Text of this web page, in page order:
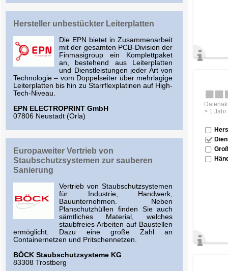
Hersteller unbestückter Leiterplatten
Die EPN bietet in Zusammenarbeit
mit der gesamten PCB-Division der
Finmasigroup ein Komplettpaket
an, bestehend aus Leiterplatten
und Dienstleistungen jeder Art von
Technologie – vom Doppelseiter über mehrlagige
Leiterplatten bis hin zu Starrflexplatinen auf High-
Tech-Niveau.
EPN ELECTROPRINT GmbH
07806 Neustadt (Orla)
Europaweiter Vertrieb von
Staubschutzsystemen zur sauberen
Sanierung
Vertrieb von Staubschutzsystemen
für Industrie, Handwerk,
Bauunternehmen. Neben
Planschutzhüllen finden Sie auch
sämtliches Material, welches
staubfreies Arbeiten auf Baustellen
ermöglicht. Dazu eine große Zahl an
Containernetzen und Pritschennetzen.
BÖCK Staubschutzsysteme KG
83308 Trostberg
> 1 Jahr